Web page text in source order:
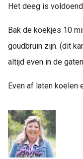
Het deeg is
Bak de koekjes 10
goudbruin zijn. (dit
altijd even in de
Even af laten koelen